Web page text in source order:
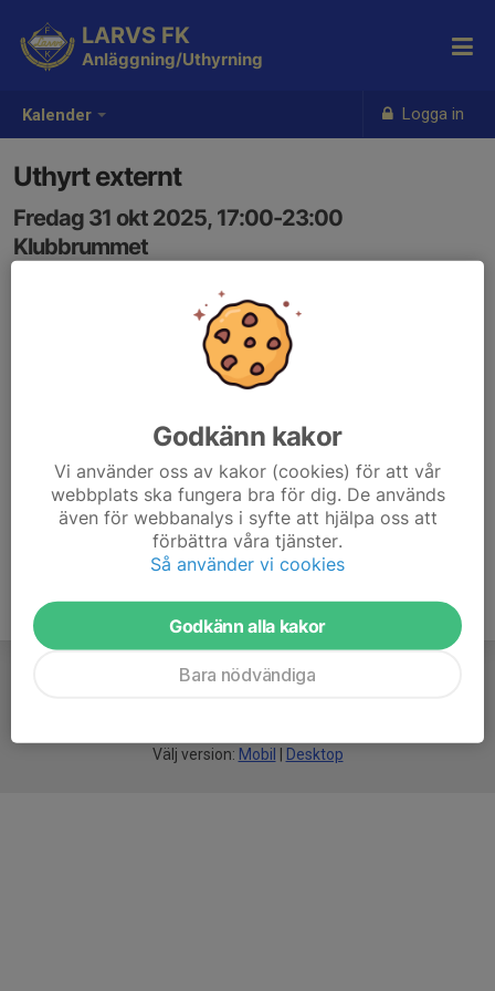
Kalender Logga in
LARVS FK
Anläggning/Uthyrning
Uthyrt externt
Fredag 31 okt 2025, 17:00-23:00
Klubbrummet
Välj version: Mobil Desktop
Godkänn kakor
Vi använder oss av kakor (cookies) för att vår
webbplats ska fungera bra för dig. De används
även för webbanalys i syfte att hjälpa oss att
förbättra våra tjänster.
Så använder vi cookies
Godkänn alla kakor
Bara nödvändiga